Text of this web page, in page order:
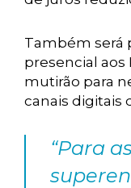
Também será
presencial aos
mutirão para
canais digitais
“Para